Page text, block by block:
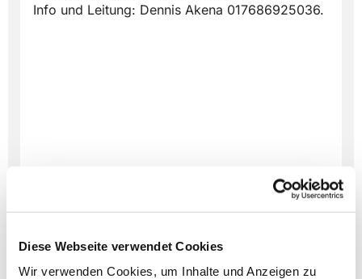
Diese Webseite verwendet Cookies
Wir verwenden Cookies, um Inhalte und Anzeigen zu
Info und Leitung: Dennis Akena 017686925036.